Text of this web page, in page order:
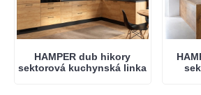
HAMPER dub hikory
sektorová kuchynská linka